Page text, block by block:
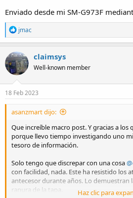
Enviado desde mi SM-G973F
R
e
a
c
t
i
o
n
s
jmac
claimsys
Well-known member
18 Feb 2023
asanzmart dijo:
Que increíble macro post. Y gracias a
porque llevo tiempo investigando uno
tesoro de información.
Solo tengo que discrepar con una cosa
con facilidad, nada. Este ha resistido los
antecesor durante años. Lo demuestran
ranura de la tapa.
Haz clic para